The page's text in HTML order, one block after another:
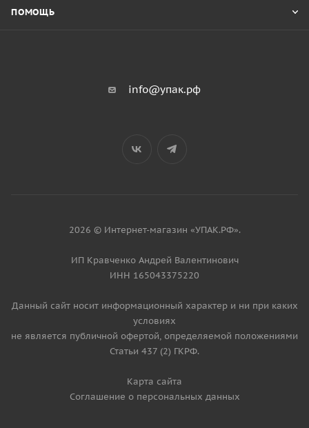
ПОМОЩЬ
info@упак.рф
2026 © Интернет-магазин «УПАК.РФ».
ИП Кравченко Андрей Валентинович
ИНН 165043375220
Данный сайт носит информационный характер и ни при каких
условиях
не является публичной офертой, определяемой положениями
Статьи 437 (2) ГКРФ.
Карта сайта
Соглашение о персональных данных